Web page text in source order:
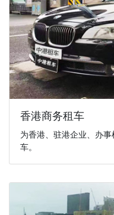
香港商务租车
为香港、驻港企业、办
车。